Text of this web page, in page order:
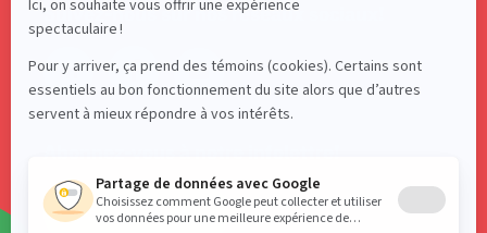
Suivez-nous sur nos réseaux sociaux!
S'ABONNER